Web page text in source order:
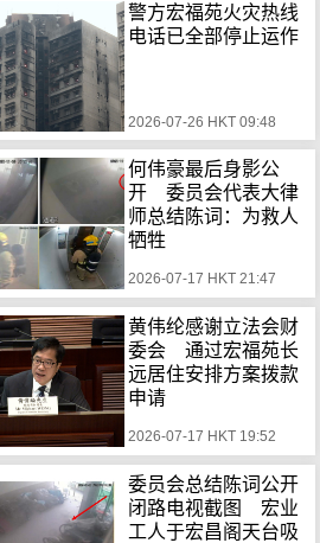
警方宏福苑火灾热线
电话已全部停止运作
2026-07-26 HKT 09:48
何伟豪最后身影公
开 委员会代表大律
师总结陈词：为救人
牺牲
2026-07-17 HKT 21:47
黄伟纶感谢立法会财
委会 通过宏福苑长
远居住安排方案拨款
申请
2026-07-17 HKT 19:52
委员会总结陈词公开
闭路电视截图 宏业
工人于宏昌阁天台吸